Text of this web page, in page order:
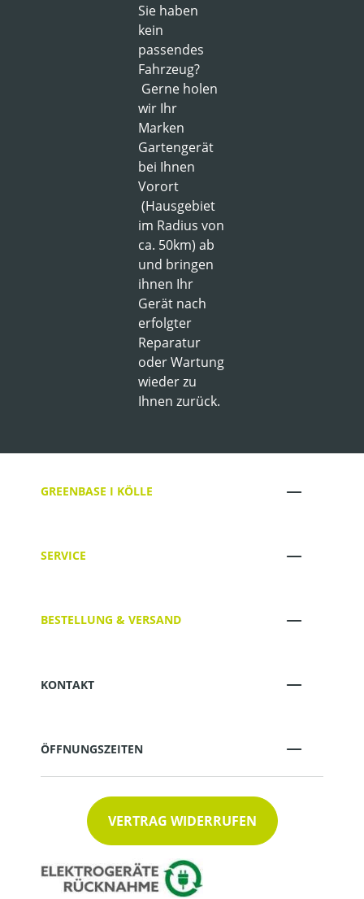
Sie haben
kein
passendes
Fahrzeug?
Gerne holen
wir Ihr
Marken
Gartengerät
bei Ihnen
Vorort
(Hausgebiet
im Radius von
ca. 50km) ab
und bringen
ihnen Ihr
Gerät nach
erfolgter
Reparatur
oder Wartung
wieder zu
Ihnen zurück.
GREENBASE I KÖLLE
SERVICE
BESTELLUNG & VERSAND
KONTAKT
ÖFFNUNGSZEITEN
VERTRAG WIDERRUFEN